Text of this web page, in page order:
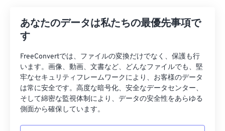
あなたのデータは私たちの最優先事項で
す
FreeConvertでは、ファイルの変換だけでなく、保護も行
います。画像、動画、文書など、どんなファイルでも、堅
牢なセキュリティフレームワークにより、お客様のデータ
は常に安全です。高度な暗号化、安全なデータセンター、
そして綿密な監視体制により、データの安全性をあらゆる
側面から確保しています。